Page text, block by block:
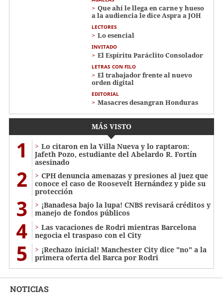
Que ahí le llega en carne y hueso
a la audiencia le dice Aspra a JOH
LECTORES
Lo esencial
INVITADO
El Espíritu Paráclito Consolador
LETRAS CON FILO
El trabajador frente al nuevo
orden digital
EDITORIAL
Masacres desangran Honduras
MÁS VISTO
1
Lo citaron en la Villa Nueva y lo raptaron:
Jafeth Pozo, estudiante del Abelardo R. Fortín
asesinado
2
CPH denuncia amenazas y presiones al juez que
conoce el caso de Roosevelt Hernández y pide su
protección
3
¡Banadesa bajo la lupa! CNBS revisará créditos y
manejo de fondos públicos
4
Las vacaciones de Rodri mientras Barcelona
negocia el traspaso con el City
5
¡Rechazo inicial! Manchester City dice "no" a la
primera oferta del Barca por Rodri
NOTICIAS